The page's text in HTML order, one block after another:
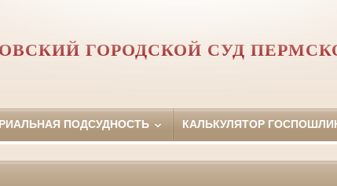
ГОРОДСКОЙ СУД
ПОДСУДНОСТЬ КАЛЬКУЛЯТОР